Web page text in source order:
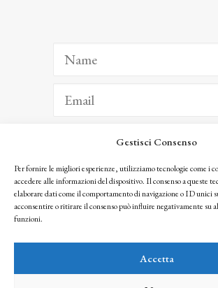
Gestisci Consenso
Per fornire le migliori esperienze, utilizziamo tecnologie come i
accedere alle informazioni del dispositivo. Il consenso a queste
elaborare dati come il comportamento di navigazione o ID unici
acconsentire o ritirare il consenso può influire negativamente su
funzioni.
Accetta
ISCRIVITI
Facendo clic per iscriverti, riconosci che le tue informazioni
seguendo la nostra Privacy Policy
© 2025 Istituto Matteucci. All right reserved
l’autorizzazione scritta dei proprietari dei diritti e dell’Istituto